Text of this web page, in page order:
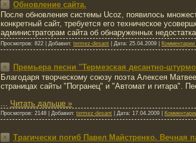
Обновление сайта.
После обновления системы Ucoz, появилось
конкретный сайт, требуется его техническое
администраторам сайта об обнаруженных недостатка
Просмотров: 822 Добавил: termez-desant Дата: 25.04.2009 Комментарии
Премьера песни "Термезская десантно-
Благодаря творческому союзу поэта Алексея
страницах сайты "Погранец" и "Автомат и гитара".
Читать дальше »
Просмотров: 2148 Добавил: termez-desant Дата: 17.04.2009
Трагически погиб Павел Майстренко. Вечная